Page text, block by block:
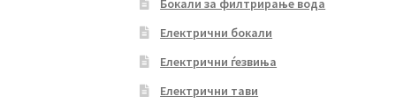
Бокали за филтрирање вода
Електрични бокали
Електрични ѓезвиња
Електрични тави